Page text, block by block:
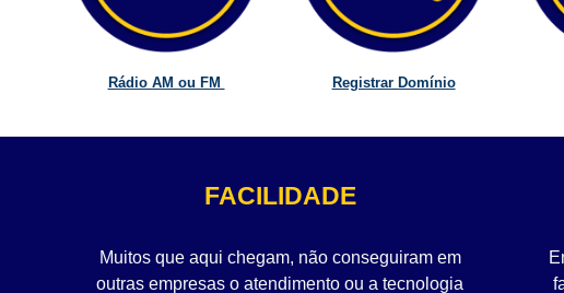
Rádio AM ou FM Registrar Domínio
FACILIDADE
Muitos que aqui chegam, não conseguiram em
outras empresas o atendimento ou a tecnologia